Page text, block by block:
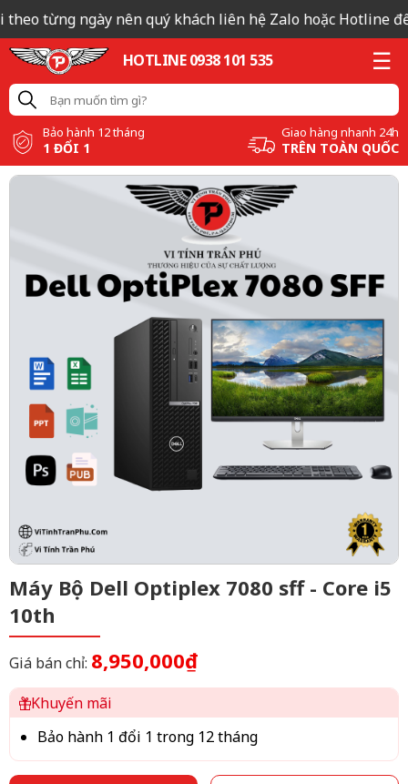
từng ngày nên quý khách liên hệ Zalo hoặc Hotline để
HOTLINE 0938 101 535
Bảo hành 12 tháng
1 ĐỔI 1
Giao hàng nhanh 24h
TRÊN TOÀN QUỐC
Máy Bộ Dell Optiplex 7080 sff - Core i5
10th
Giá bán chỉ: 8,950,000₫
Khuyến mãi
Bảo hành 1 đổi 1 trong 12 tháng